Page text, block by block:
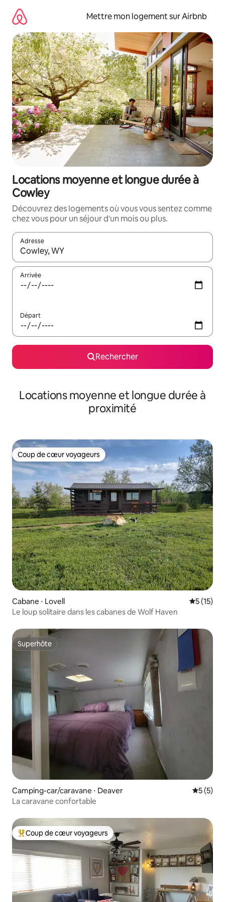
directement
contenu
Mettre mon logement sur Airbnb
Locations moyenne et longue durée à
Cowley
Découvrez des logements où vous vous sentez comme
chez vous pour un séjour d'un mois ou plus.
Adresse
Lorsque les résultats s'affichent, utilisez les flèches vers le
Arrivée
Départ
Rechercher
Locations moyenne et longue durée à
proximité
Coup de cœur voyageurs
Coup de cœur voyageurs
Cabane ⋅ Lovell
5 (15)
Le loup solitaire dans les cabanes de Wolf Haven
Superhôte
Superhôte
Camping-car/caravane ⋅ Deaver
5 (5)
La caravane confortable
Coups de cœur voyageurs les plus appréciés
Coup de cœur voyageurs